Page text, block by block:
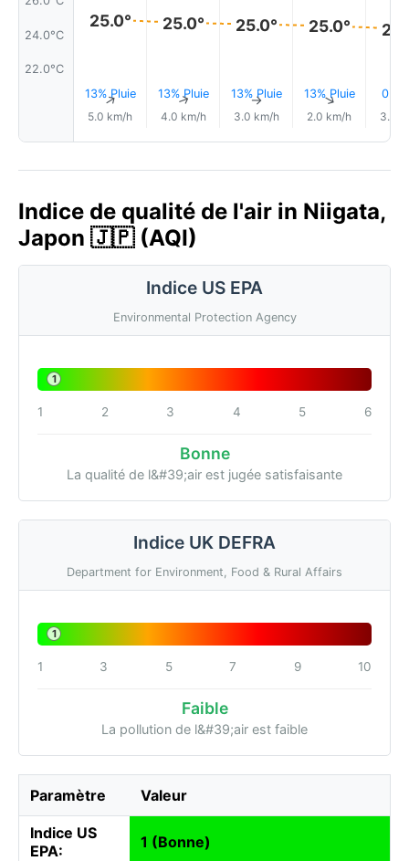
24.0°C
22.0°C
25.0°
13% Pluie
↑
5.0 km/h
25.0°
13% Pluie
↑
4.0 km/h
25.0°
13% Pluie
↑
3.0 km/h
25.0°
13% Pluie
↑
2.0 km/h
0.2
3.0
Indice de qualité de l'air in Niigata,
Japon 🇯🇵 (AQI)
Indice US EPA
Environmental Protection Agency
1
1 2 3 4 5 6
Bonne
La qualité de l&#39;air est jugée satisfaisante
Indice UK DEFRA
Department for Environment, Food & Rural Affairs
1
1 3 5 7 9 10
Faible
La pollution de l&#39;air est faible
Paramètre Valeur
Indice US
EPA:
1 (Bonne)